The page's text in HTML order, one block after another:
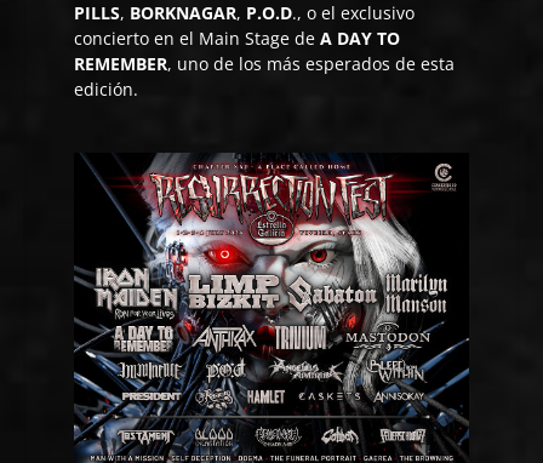
PILLS, BORKNAGAR, P.O.D., o el exclusivo
concierto en el Main Stage deA DAY TO
REMEMBER, uno de los más esperados de esta
edición.